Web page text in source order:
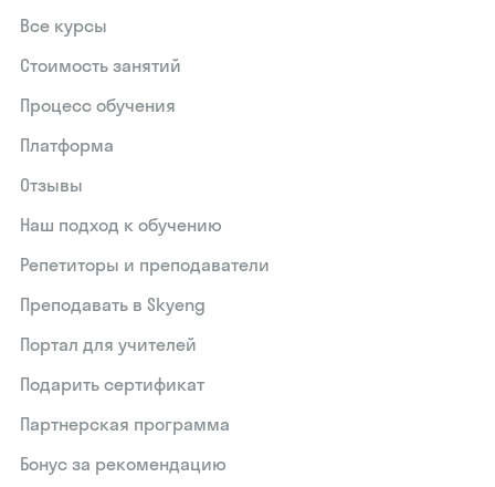
Все курсы
Стоимость занятий
Процесс обучения
Платформа
Отзывы
Наш подход к обучению
Репетиторы и преподаватели
Преподавать в Skyeng
Портал для учителей
Подарить сертификат
Партнерская программа
Бонус за рекомендацию